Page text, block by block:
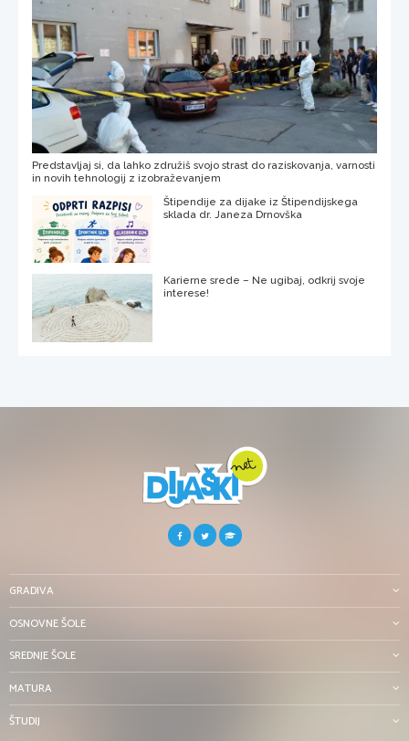
Predstavljaj si, da lahko združiš svojo strast do raziskovanja, varnosti
in novih tehnologij z izobraževanjem
Štipendije za dijake iz Štipendijskega
sklada dr. Janeza Drnovška
Karierne srede – Ne ugibaj, odkrij svoje
interese!
GRADIVA
OSNOVNE ŠOLE
SREDNJE ŠOLE
MATURA
ŠTUDIJ